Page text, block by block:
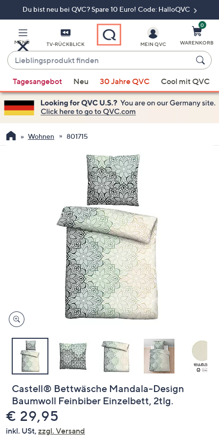
Du bist neu bei QVC? Spare 10 Euro! Code: HalloQVC
MENÜ TV-RÜCKBLICK
Lieblingsprodukt
finden
Vorschläge
verfügbar
sind,
verwenden
Sie
links
bzw.
diese
anzuzeigen.
MEIN QVC
0
WARENKORB
Tagesangebot Neu 30 Jahre QVC Cool mit QVC
Wohnen 801715
Castell® Bettwäsche Mandala-Design
Baumwoll Feinbiber Einzelbett, 2tlg.
Gelöscht
€ 29,95
inkl. USt, zzgl. Versand